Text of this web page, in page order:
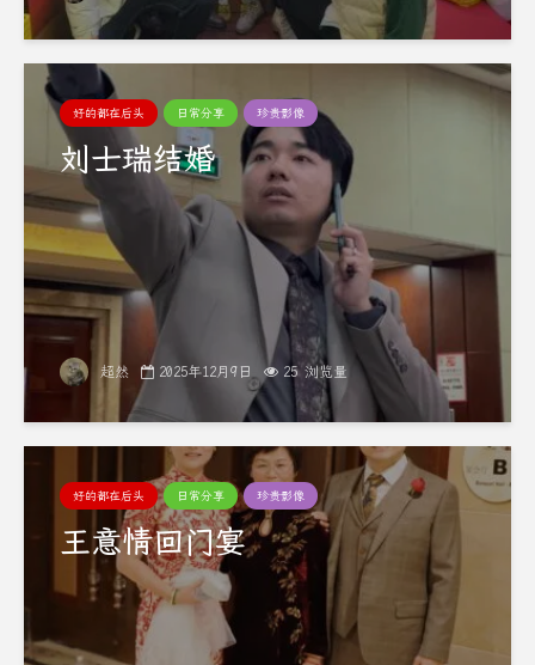
好的都在后头 日常分享 珍贵影像
刘士瑞结婚
超然 2025年12月9日 25 浏览量
好的都在后头 日常分享 珍贵影像
王意情回门宴